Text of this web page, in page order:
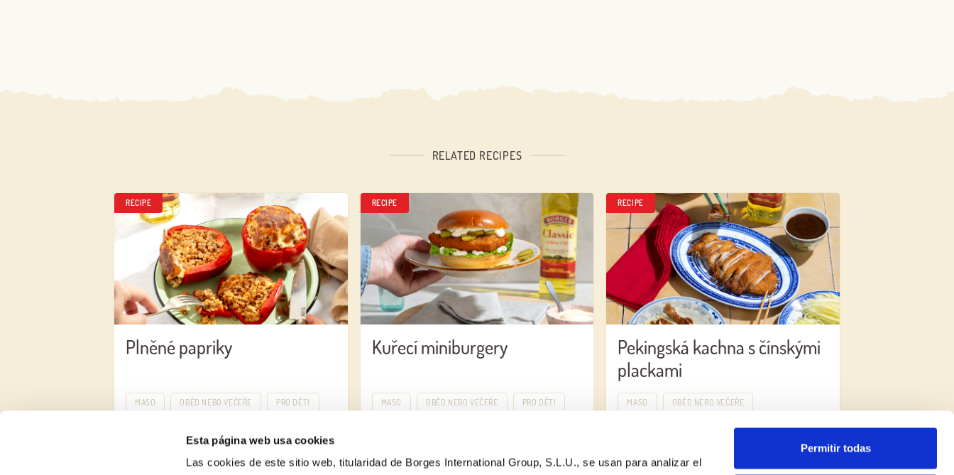
Esta página web usa cookies
Las cookies de este sitio web, titularidad de Borges International Group, S.L.U., se usan para analizar el
Permitir todas
RELATED RECIPES
RECIPE
Plněné papriky
MASO OBĚD NEBO VEČEŘE PRO DĚTI
RECIPE
Kuřecí miniburgery
MASO OBĚD NEBO VEČEŘE PRO DĚTI
RECIPE
Pekingská kachna s čínskými
plackami
MASO OBĚD NEBO VEČEŘE